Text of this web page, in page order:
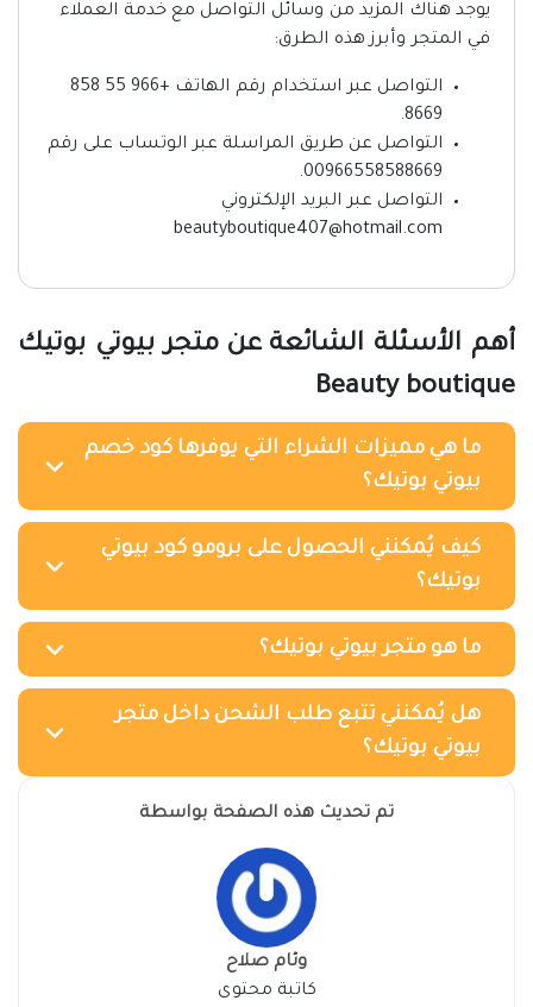
يوجد هناك المزيد من وسائل التواصل مع خدمة العملاء
في المتجر وأبرز هذه الطرق:
التواصل عبر استخدام رقم الهاتف +966 55 858
8669.
التواصل عن طريق المراسلة عبر الوتساب على رقم
00966558588669.
التواصل عبر البريد الإلكتروني
beautyboutique407@hotmail.com
أهم الأسئلة الشائعة عن متجر بيوتي بوتيك
Beauty boutique
ما هي مميزات الشراء التي يوفرها كود خصم
بيوتي بوتيك؟
كيف يُمكنني الحصول على برومو كود بيوتي
بوتيك؟
ما هو متجر بيوتي بوتيك؟
هل يُمكنني تتبع طلب الشحن داخل متجر
بيوتي بوتيك؟
تم تحديث هذه الصفحة بواسطة
وئام صلاح
كاتبة محتوى